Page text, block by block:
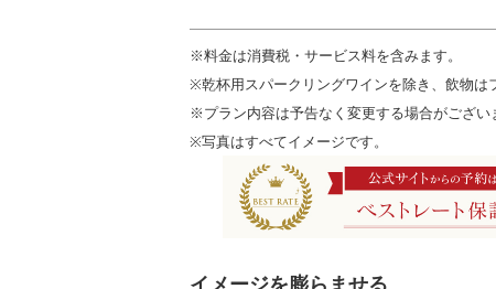
※料金は消費税・サービス料を含みます。
※乾杯用スパークリングワインを除き、飲物は
※プラン内容は予告なく変更する場合がござい
※写真はすべてイメージです。